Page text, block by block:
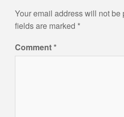
Your email address will not be
fields are marked *
Comment*